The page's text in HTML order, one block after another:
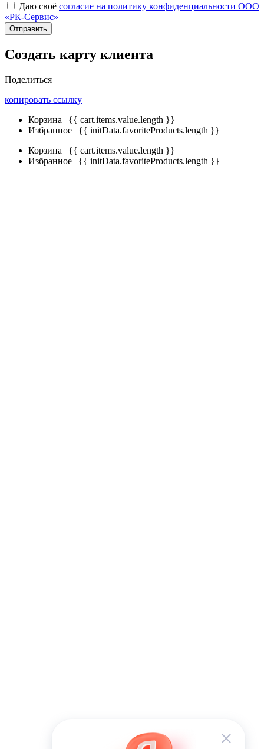
Даю своё согласие на политику конфиденциальности ООО
«РК-Сервис»
Отправить
Создать карту клиента
Поделиться
копировать ссылку
Корзина | {{ cart.items.value.length }}
Избранное | {{ initData.favoriteProducts.length }}
Корзина | {{ cart.items.value.length }}
Избранное | {{ initData.favoriteProducts.length }}